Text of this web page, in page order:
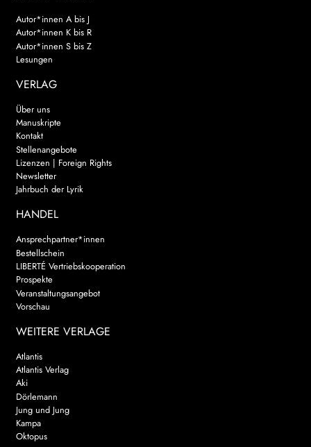
Autor*innen A bis J
Autor*innen K bis R
Autor*innen S bis Z
Lesungen
VERLAG
Über uns
Manuskripte
Kontakt
Stellenangebote
Lizenzen | Foreign Rights
Newsletter
Jahrbuch der Lyrik
HANDEL
Ansprechpartner*innen
Bestellschein
LIBERTÉ Vertriebskooperation
Prospekte
Veranstaltungsangebot
Vorschau
WEITERE VERLAGE
Atlantis
Atlantis Verlag
Aki
Dörlemann
Jung und Jung
Kampa
Oktopus